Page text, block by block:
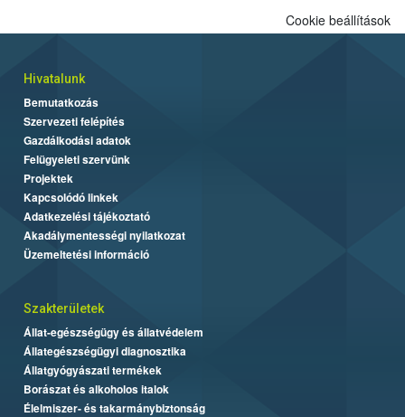
Cookie beállítások
Hivatalunk
Bemutatkozás
Szervezeti felépítés
Gazdálkodási adatok
Felügyeleti szervünk
Projektek
Kapcsolódó linkek
Adatkezelési tájékoztató
Akadálymentességi nyilatkozat
Üzemeltetési információ
Szakterületek
Állat-egészségügy és állatvédelem
Állategészségügyi diagnosztika
Állatgyógyászati termékek
Borászat és alkoholos italok
Élelmiszer- és takarmánybiztonság